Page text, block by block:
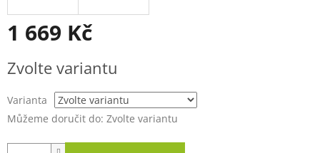
1 669 Kč
cena:
Zvolte variantu
Varianta
Můžeme doručit do: Zvolte variantu